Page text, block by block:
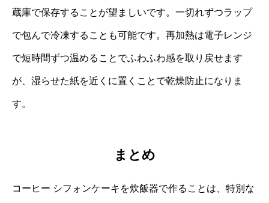
蔵庫で保存することが望ましいです。一切れずつラップ
で包んで冷凍することも可能です。再加熱は電子レンジ
で短時間ずつ温めることでふわふわ感を取り戻せます
が、湿らせた紙を近くに置くことで乾燥防止になりま
す。
まとめ
コーヒー シフォンケーキを炊飯器で作ることは、特別な